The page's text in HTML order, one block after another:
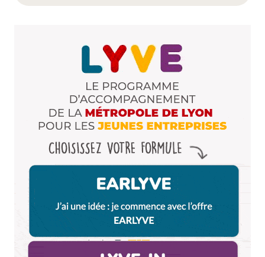
navigateur pour mon prochain commentaire.
Et bim !